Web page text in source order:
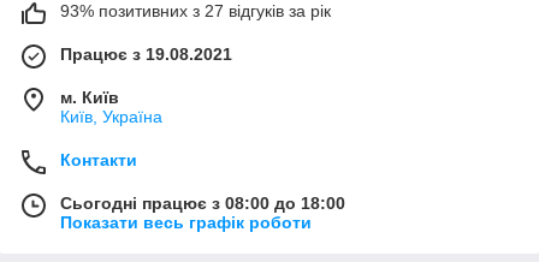
93% позитивних з 27 відгуків за рік
Працює з 19.08.2021
м. Київ
Київ, Україна
Контакти
Сьогодні працює з 08:00 до 18:00
Показати весь графік роботи